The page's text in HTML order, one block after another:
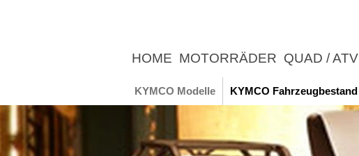
HOME MOTORRÄDER QUAD / ATV
UNTERNEHMEN
KYMCO Modelle KYMCO Fahrzeugbestand